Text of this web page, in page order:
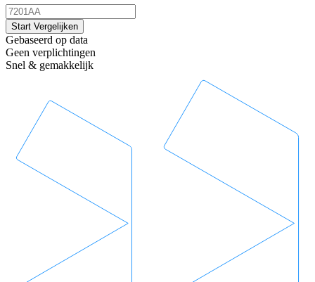
Start Vergelijken
Gebaseerd op data
Geen verplichtingen
Snel & gemakkelijk